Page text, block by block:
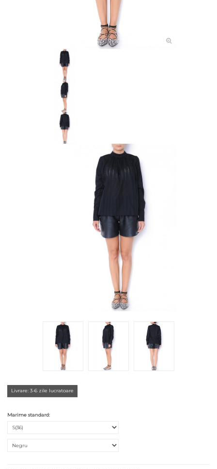
Livrare: 3-6 zile lucratoare
Marime standard: